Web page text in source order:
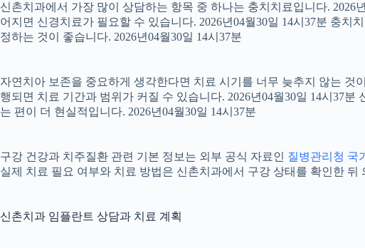
신촌치과에서 가장 많이 상담하는 항목 중 하나는 충치치료입니다.
어지면 신경치료가 필요할 수 있습니다. 2026년04월30일 14시37분 충
정하는 것이 좋습니다. 2026년04월30일 14시37분
자연치아 보존을 중요하게 생각한다면 치료 시기를 너무 늦추지 않는 것
행되면 치료 기간과 범위가 커질 수 있습니다. 2026년04월30일 14시37
는 편이 더 현실적입니다. 2026년04월30일 14시37분
구강 건강과 치주질환 관련 기본 정보는 외부 공식 자료인 질병관리청 국
실제 치료 필요 여부와 치료 방법은 신촌치과에서 구강 상태를 확인한 뒤
신촌치과 임플란트 상담과 치료 계획